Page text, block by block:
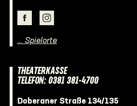
… Spielorte
THEATERKASSE
TELEFON: 0381 381-4700
Doberaner Straße 134/135